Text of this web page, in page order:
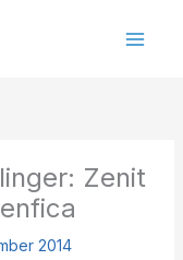
Zenit
2014